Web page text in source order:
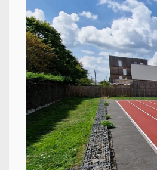
installées par Playgones pour agencer
tribunes lors d...
LIRE LA SUITE
Équipements pour l'aménagement des
France ( Gymnases, stades, terrains